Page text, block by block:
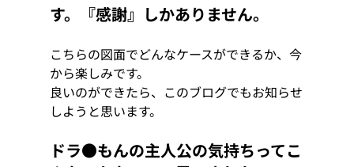
す。『感謝』しかありません。
こちらの図面でどんなケースができるか、今
から楽しみです。
良いのができたら、このブログでもお知らせ
しようと思います。
ドラ●もんの主人公の気持ちってこ